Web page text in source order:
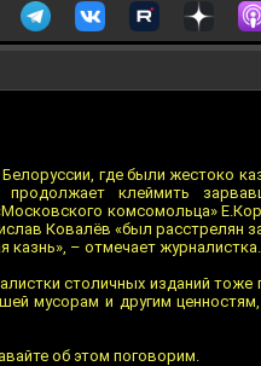
где были жестоко
клеймить
комсомольца»
Ковалёв «был расстрелян
казнь», – отмечает журналистка.
столичных изданий
мусорам и другим
об этом поговорим.